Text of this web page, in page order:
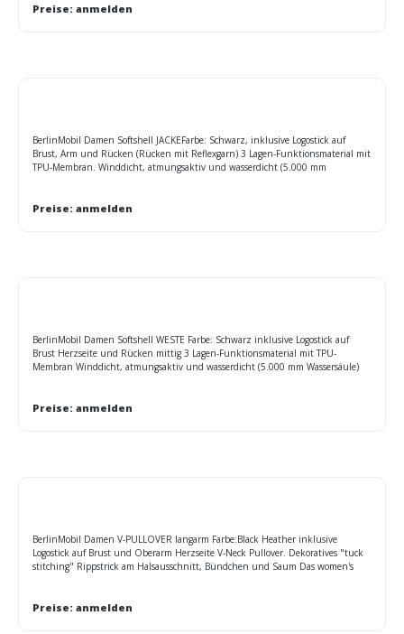
und feminin. Größen: XS-4XL Maße Oberweite: XS 84cm S 92cm M 100cm L
Preise: anmelden
BerlinMobil Damen Softshell JACKEFarbe: Schwarz, inklusive Logostick auf
Brust, Arm und Rücken (Rücken mit Reflexgarn) 3 Lagen-Funktionsmaterial mit
TPU-Membran. Winddicht, atmungsaktiv und wasserdicht (5.000 mm
Stoppern am Saum. Reißverschluss im Vorderteil zur Veredelung. Leicht tailliert
124cm
Preise: anmelden
BerlinMobil Damen Softshell WESTE Farbe: Schwarz inklusive Logostick auf
Brust Herzseite und Rücken mittig 3 Lagen-Funktionsmaterial mit TPU-
Membran Winddicht, atmungsaktiv und wasserdicht (5.000 mm Wassersäule)
Reißverschluss im Vorderteil zur Veredelung. Leicht tailliert Größen: S - 2XL
Preise: anmelden
BerlinMobil Damen V-PULLOVER langarm Farbe:Black Heather inklusive
Logostick auf Brust und Oberarm Herzseite V-Neck Pullover. Dekoratives "tuck
stitching" Rippstrick am Halsausschnitt, Bündchen und Saum Das women's
XL 54.5cm 2XL 57.5cm
Preise: anmelden